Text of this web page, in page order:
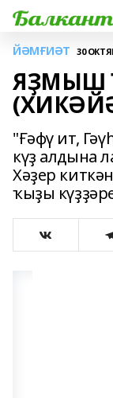
ЙӘМҒИӘТ 30
ЯҘМЫШ
"Ғәфү ит,
күҙ алдына
Хәҙер
ҡыҙы